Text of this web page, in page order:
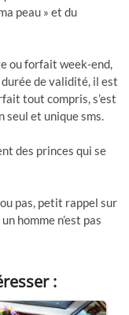
peau » et du
ou forfait week-end,
de validité, il est
tout compris, s’est
seul et unique sms.
des princes qui se
ou pas, petit rappel sur
homme n’est pas
: